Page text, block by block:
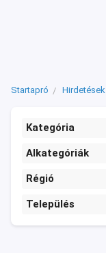
Startapró Hirdetések
Kategória
Alkategóriák
Régió
Település